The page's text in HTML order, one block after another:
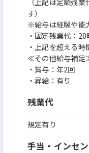
す）
※給与は経験や能
・固定残業代：
・上記を超える時
≪その他給与補
・賞与：年2回
・昇給：有り
残業代
規定有り
手当・インセ